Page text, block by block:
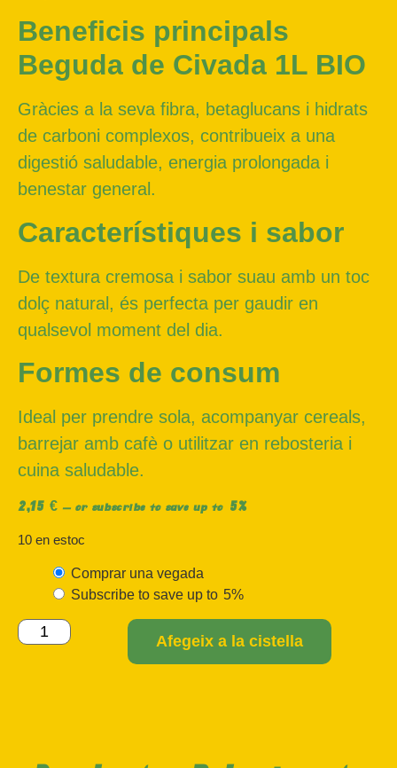
10 en estoc
Comprar una vegada
Subscribe to save up to 5%
Afegeix a la cistella
Beneficis principals
Beguda de Civada 1L BIO
Gràcies a la seva fibra, betaglucans i hidrats
de carboni complexos, contribueix a una
digestió saludable, energia prolongada i
benestar general.
Característiques i sabor
De textura cremosa i sabor suau amb un toc
dolç natural, és perfecta per gaudir en
qualsevol moment del dia.
Formes de consum
Ideal per prendre sola, acompanyar cereals,
barrejar amb cafè o utilitzar en rebosteria i
cuina saludable.
2,15 € — or subscribe to save up to 5%